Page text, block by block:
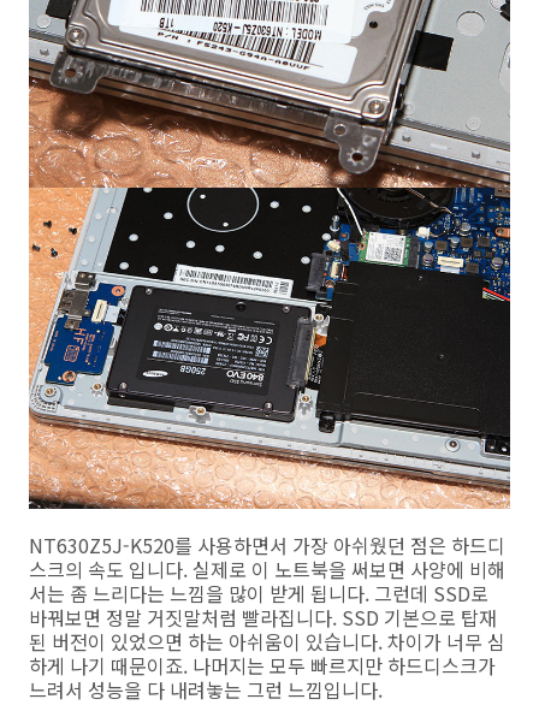
NT630Z5J-K520를 사용하면서 가장 아쉬웠던 점은 하드디
스크의 속도 입니다. 실제로 이 노트북을 써보면 사양에 비해
서는 좀 느리다는 느낌을 많이 받게 됩니다. 그런데 SSD로
바꿔보면 정말 거짓말처럼 빨라집니다. SSD 기본으로 탑재
된 버전이 있었으면 하는 아쉬움이 있습니다. 차이가 너무 심
하게 나기 때문이죠. 나머지는 모두 빠르지만 하드디스크가
느려서 성능을 다 내려놓는 그런 느낌입니다.